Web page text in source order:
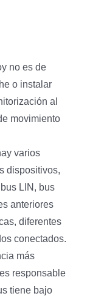
no es de
o instalar
al
movimiento
varios
dispositivos,
bus LIN, bus
anteriores
diferentes
conectados.
más
responsable
tiene bajo